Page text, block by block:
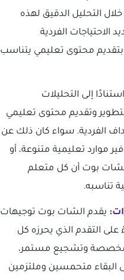
التحليل الدقيق لهذه
الاحتياجات الفردية
محتوى تعليمي يتناسب
استنادًا إلى التحليلات
وتقديم محتوى تعليمي
الفردية. سواء كان ذلك عن
موارد تعليمية متنوعة، أو
بوت أن كل متعلم
تناسبه.
يقدم الشات بوت توجيهات
التقدم الذي يحرزه كل
مخصصة وتشجيع مستمر،
متحمسين وملتزمين